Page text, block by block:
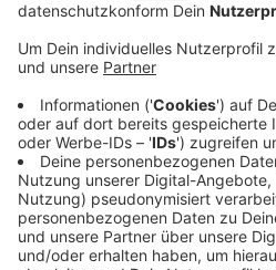
entfaltet – das mache
Veröffentlicht:Dienstag,
Anzeige
Die IHK hat zwar auch
dennoch seien die
Situation auf jeden Euro